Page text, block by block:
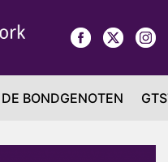
DE BONDGENOTEN